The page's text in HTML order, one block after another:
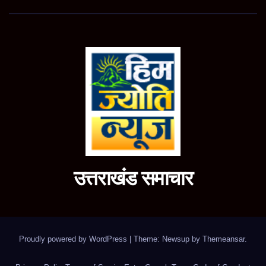
उत्तराखंड समाचार
Proudly powered by WordPress Theme: Newsup by Themeansar.